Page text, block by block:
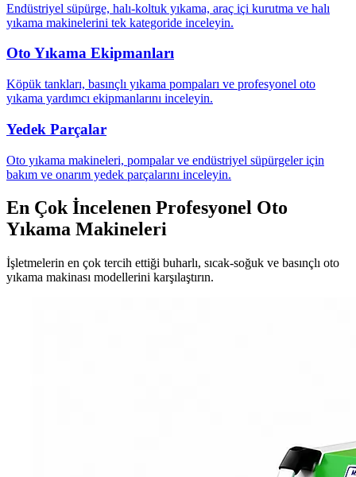
Endüstriyel süpürge, halı-koltuk yıkama, araç içi kurutma ve halı
yıkama makinelerini tek kategoride inceleyin.
Oto Yıkama Ekipmanları
Köpük tankları, basınçlı yıkama pompaları ve profesyonel oto
yıkama yardımcı ekipmanlarını inceleyin.
Yedek Parçalar
Oto yıkama makineleri, pompalar ve endüstriyel süpürgeler için
bakım ve onarım yedek parçalarını inceleyin.
En Çok İncelenen Profesyonel Oto
Yıkama Makineleri
İşletmelerin en çok tercih ettiği buharlı, sıcak-soğuk ve basınçlı oto
yıkama makinası modellerini karşılaştırın.